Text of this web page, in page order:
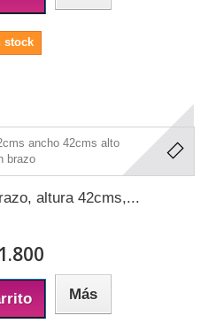
stock
altura 42cms,...
Más